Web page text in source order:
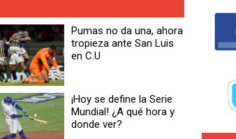
Pumas no da una, ahora
tropieza ante San Luis
en C.U
¡Hoy se define la Serie
Mundial! ¿A qué hora y
donde ver?
en
Jun
- El